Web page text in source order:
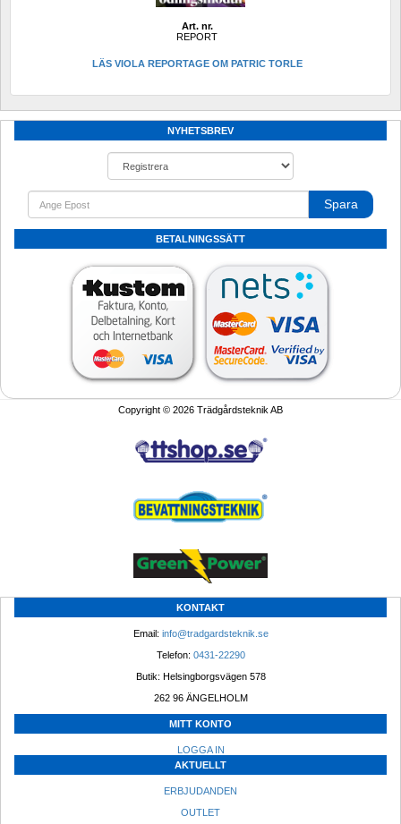
Art. nr.
REPORT
LÄS VIOLA REPORTAGE OM PATRIC TORLE
NYHETSBREV
Spara
BETALNINGSSÄTT
Copyright © 2026 Trädgårdsteknik AB
KONTAKT
Email: info@tradgardsteknik.se
Telefon: 0431-22290
Butik: Helsingborgsvägen 578
262 96 ÄNGELHOLM
MITT KONTO
LOGGA IN
AKTUELLT
ERBJUDANDEN
OUTLET